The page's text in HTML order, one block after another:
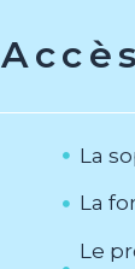
La
La
Le